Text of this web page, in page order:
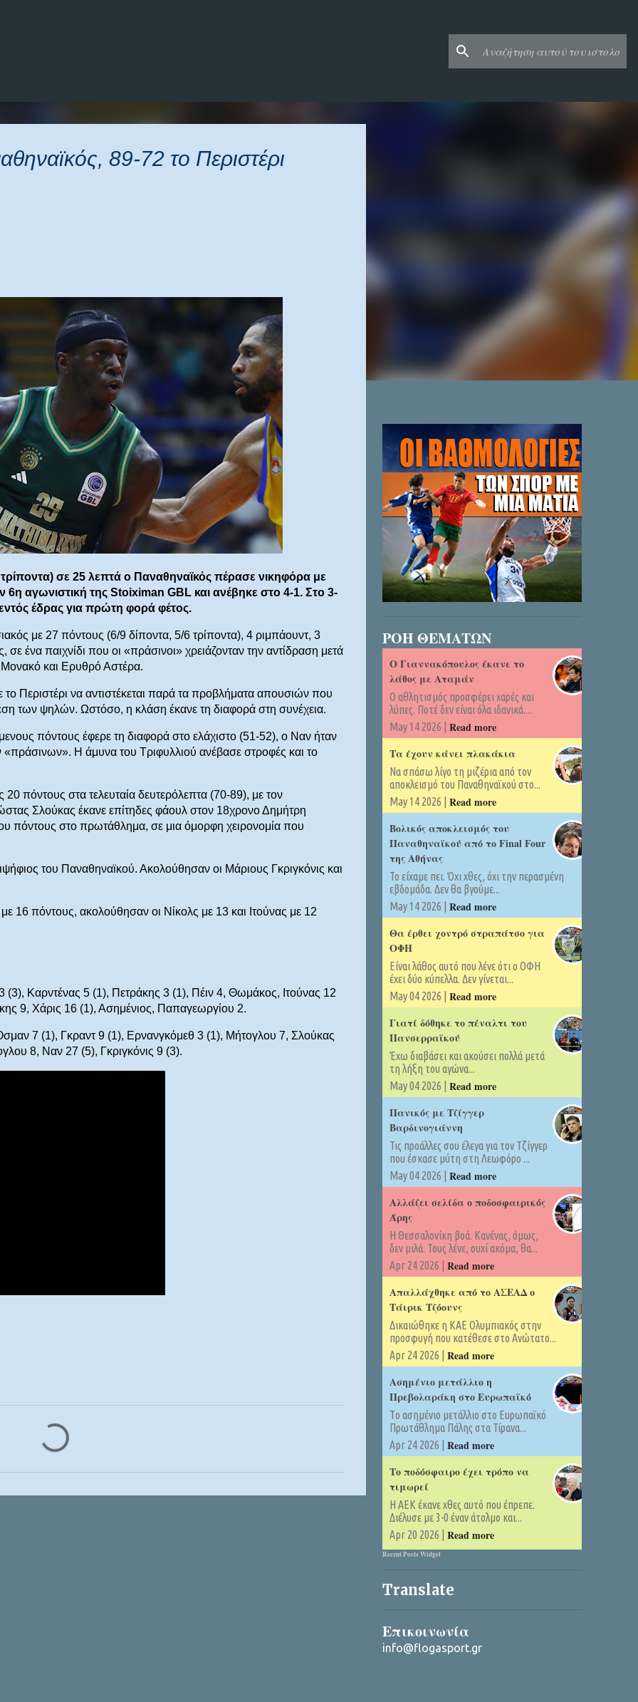
89-72 το Περιστέρι
σε 25 λεπτά ο Παναθηναϊκός πέρασε νικηφόρα με
6η αγωνιστική της Stoiximan GBL και ανέβηκε στο 4-1. Στο 3-
έδρας για πρώτη φορά φέτος.
με 27 πόντους (6/9 δίποντα, 5/6 τρίποντα), 4 ριμπάουντ, 3
ένα παιχνίδι που οι «πράσινοι» χρειάζονταν την αντίδραση μετά
Μονακό και Ερυθρό Αστέρα.
Περιστέρι να αντιστέκεται παρά τα προβλήματα απουσιών που
των ψηλών. Ωστόσο, η κλάση έκανε τη διαφορά στη συνέχεια.
πόντους έφερε τη διαφορά στο ελάχιστο (51-52), ο Ναν ήταν
Η άμυνα του Τριφυλλιού ανέβασε στροφές και το
20 πόντους στα τελευταία δευτερόλεπτα (70-89), με τον
Σλούκας έκανε επίτηδες φάουλ στον 18χρονο Δημήτρη
πόντους στο πρωτάθλημα, σε μια όμορφη χειρονομία που
του Παναθηναϊκού. Ακολούθησαν οι Μάριους Γκριγκόνις και
16 πόντους, ακολούθησαν οι Νίκολς με 13 και Ιτούνας με 12
Καρντένας 5 (1), Πετράκης 3 (1), Πέιν 4, Θωμάκος, Ιτούνας 12
9, Χάρις 16 (1), Ασημένιος, Παπαγεωργίου 2.
7 (1), Γκραντ 9 (1), Ερνανγκόμεθ 3 (1), Μήτογλου 7, Σλούκας
8, Ναν 27 (5), Γκριγκόνις 9 (3).
ΡΟΗ ΘΕΜΑΤΩΝ
Ο Γιαννακόπουλος έκανε το
λάθος με Αταμάν
Ο αθλητισμός προσφέρει χαρές και
λύπες. Ποτέ δεν είναι όλα ιδανικά....
May 14 2026 | Read more
Τα έχουν κάνει πλακάκια
Να σπάσω λίγο τη μιζέρια από τον
αποκλεισμό του Παναθηναϊκού στο...
May 14 2026 | Read more
Βολικός αποκλεισμός του
Παναθηναϊκού από το Final Four
της Αθήνας
Το είχαμε πει. Όχι χθες, όχι την περασμένη
εβδομάδα. Δεν θα βγούμε...
May 14 2026 | Read more
Θα έρθει χοντρό στραπάτσο για
ΟΦΗ
Είναι λάθος αυτό που λένε ότι ο ΟΦΗ
έχει δύο κύπελλα. Δεν γίνεται...
May 04 2026 | Read more
Γιατί δόθηκε το πέναλτι του
Πανσερραϊκού
Έχω διαβάσει και ακούσει πολλά μετά
τη λήξη του αγώνα...
May 04 2026 | Read more
Πανικός με Τζίγγερ
Βαρδινογιάννη
Τις προάλλες σου έλεγα για τον Τζίγγερ
που έσκασε μύτη στη Λεωφόρο ...
May 04 2026 | Read more
Αλλάζει σελίδα ο ποδοσφαιρικός
Άρης
Η Θεσσαλονίκη βοά. Κανένας, όμως,
δεν μιλά. Τους λένε, ουχί ακόμα, θα...
Apr 24 2026 | Read more
Απαλλάχθηκε από το ΑΣΕΑΔ ο
Τάιρικ Τζόουνς
Δικαιώθηκε η ΚΑΕ Ολυμπιακός στην
προσφυγή που κατέθεσε στο Ανώτατο...
Apr 24 2026 | Read more
Ασημένιο μετάλλιο η
Πρεβολαράκη στο Ευρωπαϊκό
Tο ασημένιο μετάλλιο στο Ευρωπαϊκό
Πρωτάθλημα Πάλης στα Τίρανα...
Apr 24 2026 | Read more
Το ποδόσφαιρο έχει τρόπο να
τιμωρεί
Η ΑΕΚ έκανε χθες αυτό που έπρεπε.
Διέλυσε με 3-0 έναν άτολμο και...
Apr 20 2026 | Read more
Recent Posts Widget
Translate
Επικοινωνία
info@flogasport.gr